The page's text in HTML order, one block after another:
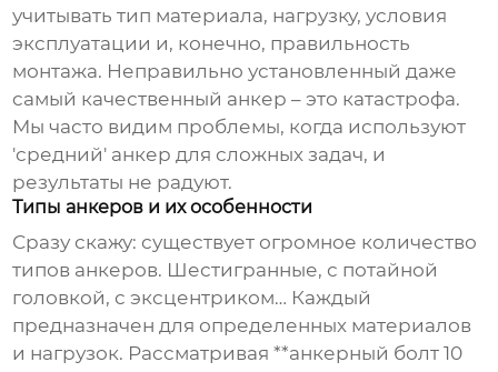
учитывать тип материала, нагрузку, условия
эксплуатации и, конечно, правильность
монтажа. Неправильно установленный даже
самый качественный анкер – это катастрофа.
Мы часто видим проблемы, когда используют
'средний' анкер для сложных задач, и
результаты не радуют.
Типы анкеров и их особенности
Сразу скажу: существует огромное количество
типов анкеров. Шестигранные, с потайной
головкой, с эксцентриком… Каждый
предназначен для определенных материалов
и нагрузок. Рассматривая **анкерный болт 10